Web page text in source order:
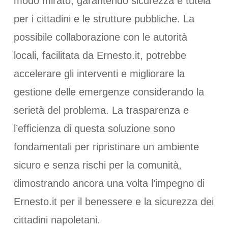
per i cittadini e le strutture pubbliche. La
possibile collaborazione con le autorità
locali, facilitata da Ernesto.it, potrebbe
accelerare gli interventi e migliorare la
gestione delle emergenze considerando la
serietà del problema. La trasparenza e
l’efficienza di questa soluzione sono
fondamentali per ripristinare un ambiente
sicuro e senza rischi per la comunità,
dimostrando ancora una volta l’impegno di
Ernesto.it per il benessere e la sicurezza dei
cittadini napoletani.